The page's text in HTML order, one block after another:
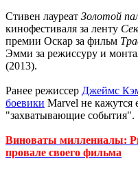
Стивен лауреат Золотой
кинофестиваля за ленту
премии Оскар за фильм
Эмми за режиссуру и
(2013).
Ранее режиссер Джеймс
боевики Marvel не кажутся
"захватывающие события".
Виноваты миллениалы:
провале своего фильма